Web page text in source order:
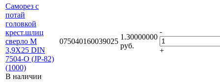
Саморез с
потай
головкой
крест.шлиц
сверло М
3,9Х25 DIN
7504-O (JP-82)
(1000)
В наличии
075040160039025
1.30000000
руб.
-
+